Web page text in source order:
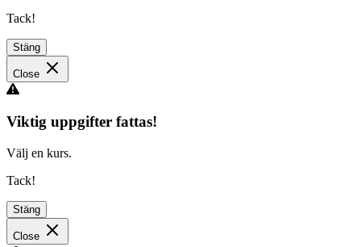
Tack!
Stäng
Close
Viktig uppgifter fattas!
Välj en kurs.
Tack!
Stäng
Close